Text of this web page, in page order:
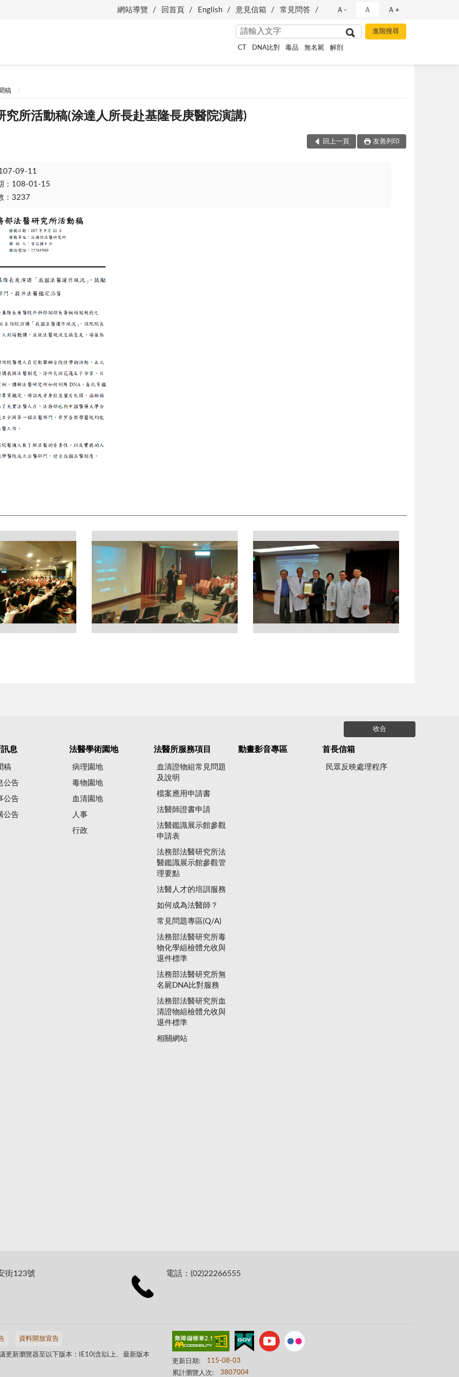
網站導覽 回首頁 English 意見信箱 常見問答 Ａ- Ａ Ａ+
CT DNA比對 毒品 無名屍 解剖
稿
究所活動稿(涂達人所長赴基隆長庚醫院演講)
回上一頁 友善列印
09-11
：108-01-15
：3237
收合
息
稿
公告
公告
公告
法醫學術園地
病理園地
毒物園地
血清園地
人事
行政
法醫所服務項目
血清證物組常見問題
及說明
檔案應用申請書
法醫師證書申請
法醫鑑識展示館參觀
申請表
法務部法醫研究所法
醫鑑識展示館參觀管
理要點
法醫人才的培訓服務
如何成為法醫師？
常見問題專區(Q/A)
法務部法醫研究所毒
物化學組檢體允收與
退件標準
法務部法醫研究所無
名屍DNA比對服務
法務部法醫研究所血
清證物組檢體允收與
退件標準
相關網站
動畫影音專區 首長信箱
民眾反映處理程序
街123號 電話：(02)22266555
資料開放宣告
更新瀏覽器至以下版本：IE10(含)以上、最新版本
更新日期:
115-08-03
累計瀏覽人次:
3807004